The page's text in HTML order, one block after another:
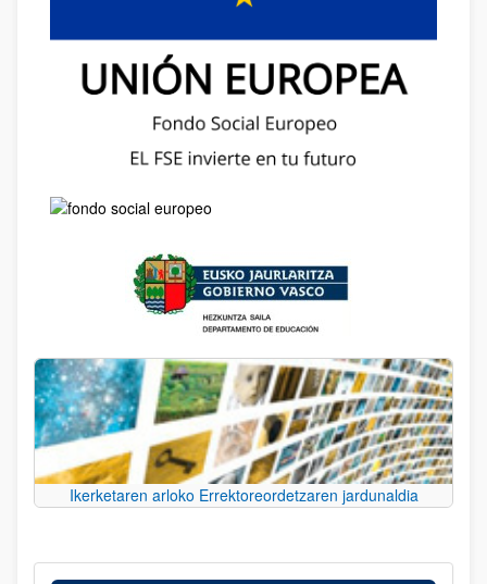
Ikerketaren arloko Errektoreordetzaren jardunaldia